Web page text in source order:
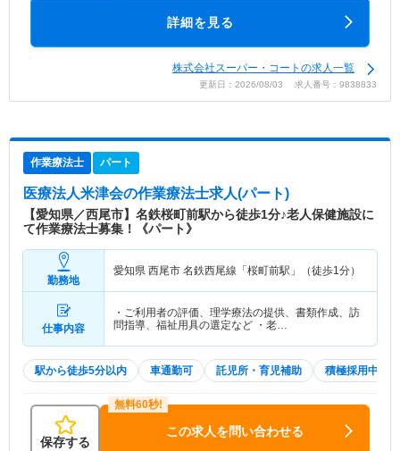
詳細を見る
株式会社スーパー・コートの求人一覧
更新日：2026/08/03 求人番号：9838833
作業療法士 パート
医療法人米津会の作業療法士求人(パート)
【愛知県／西尾市】名鉄桜町前駅から徒歩1分♪老人保健施設に
て作業療法士募集！《パート》
勤務地
愛知県 西尾市 名鉄西尾線「桜町前駅」（徒歩1分）
仕事内容
・ご利用者の評価、理学療法の提供、書類作成、訪
問指導、福祉用具の選定など ・老…
駅から徒歩5分以内 車通勤可 託児所・育児補助 積極採用中
保存する
この求人を問い合わせる